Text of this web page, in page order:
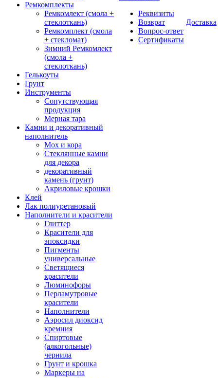
Ремкомплекты
Ремкомлект (смола +
стеклоткань)
Ремкомплект (смола
+ стекломат)
Зимний Ремкомлект
(смола +
стеклоткань)
Гелькоуты
Грунт
Инструменты
Сопутствующая
продукция
Мерная тара
Камни и декоративный
наполнитель
Мох и кора
Стеклянные камни
для декора
декоративный
камень (грунт)
Акриловые крошки
Клей
Лак полиуретановый
Наполнители и красители
Глиттер
Красители для
эпоксидки
Пигменты
универсальные
Светящиеся
красители
Люминофоры
Перламутровые
красители
Наполнители
Аэросил диоксид
кремния
Спиртовые
(алкогольные)
чернила
Грунт и крошка
Маркеры на
Реквизиты
Возврат
Вопрос-ответ
Сертификаты
Доставка